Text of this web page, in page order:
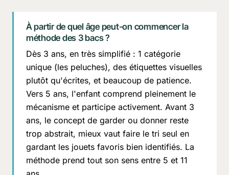
À partir de quel âge peut-on commencer la
méthode des 3 bacs ?
Dès 3 ans, en très simplifié : 1 catégorie
unique (les peluches), des étiquettes visuelles
plutôt qu'écrites, et beaucoup de patience.
Vers 5 ans, l'enfant comprend pleinement le
mécanisme et participe activement. Avant 3
ans, le concept de garder ou donner reste
trop abstrait, mieux vaut faire le tri seul en
gardant les jouets favoris bien identifiés. La
méthode prend tout son sens entre 5 et 11